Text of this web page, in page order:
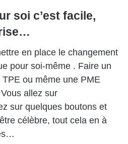
soi c’est facile,
en place le changement
pour soi-même . Faire un
ou même une PME
allez sur
sur quelques boutons et
célèbre, tout cela en à